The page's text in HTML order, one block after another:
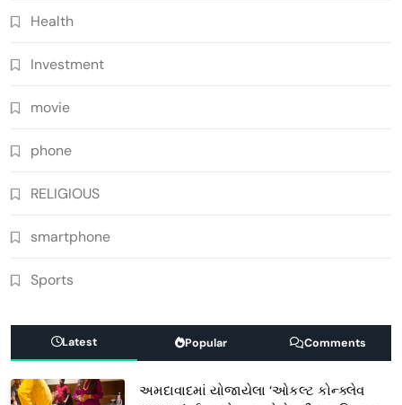
Health
Investment
movie
phone
RELIGIOUS
smartphone
Sports
Latest Popular Comments
અમદાવાદમાં યોજાયેલા ‘ઓકલ્ટ કોન્ક્લેવ